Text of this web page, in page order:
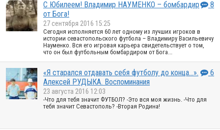
8
С Юбилеем! Владимир НАУМЕНКО – бомбардир
от Бога!
27 сентября 2016 15:25
Сегодня исполняется 60 лет одному из лучших игроков в
истории севастопольского футбола – Владимиру Васильевичу
Науменко. Вся его игровая карьера свидетельствует о том,
что он был футбольным бомбардиром от Бога...
6
«Я старался отдавать себя футболу до конца…».
Алексей РУДЫКА. Воспоминания
23 августа 2016 12:03
-Что для тебя значит ФУТБОЛ? -Это вся моя жизнь. -Что для
тебя значит Севастополь? -Вторая Родина!